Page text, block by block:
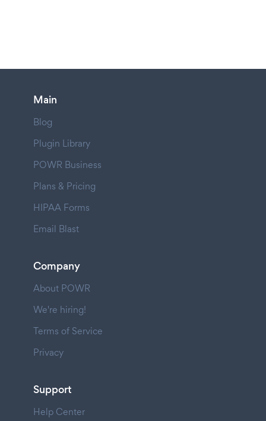
Main
Blog
Plugin Library
POWR Business
Plans & Pricing
HIPAA Forms
Email Blast
Company
About POWR
We're hiring!
Terms of Service
Privacy
Support
Help Center